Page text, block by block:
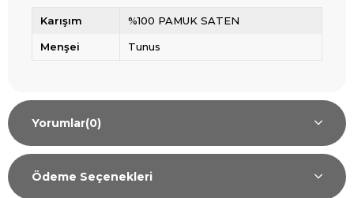
Karışım %100 PAMUK SATEN
Menşei Tunus
Yorumlar(0)
Ödeme Seçenekleri